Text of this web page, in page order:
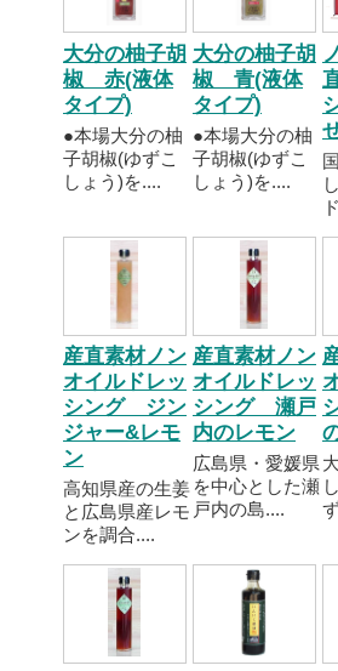
大分の柚子胡
椒 赤(液体
タイプ)
●本場大分の柚
子胡椒(ゆずこ
しょう)を....
大分の柚子胡
椒 青(液体
タイプ)
●本場大分の柚
子胡椒(ゆずこ
しょう)を....
産直素材ノン
オイルドレッ
シング ジン
ジャー&レモ
ン
高知県産の生姜
と広島県産レモ
ンを調合....
産直素材ノン
オイルドレッ
シング 瀬戸
内のレモン
広島県・愛媛県
を中心とした瀬
戸内の島....